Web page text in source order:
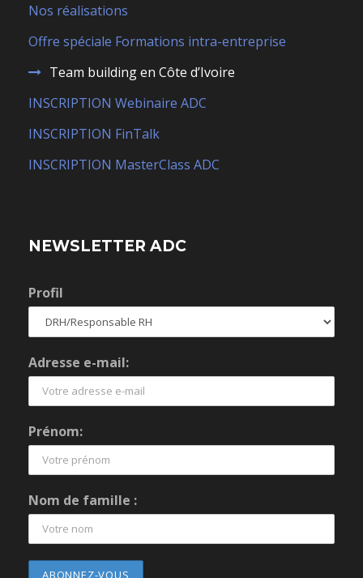
Nos réalisations
Offre spéciale Formations intra-entreprise
Team building en Côte d’Ivoire
INSCRIPTION Webinaire ADC
INSCRIPTION FinTalk
INSCRIPTION MasterClass ADC
NEWSLETTER ADC
Profil
Adresse e-mail:
Prénom:
Nom de famille :